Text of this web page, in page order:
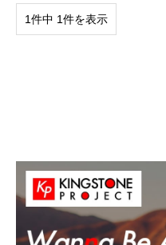
1件中 1件を表示